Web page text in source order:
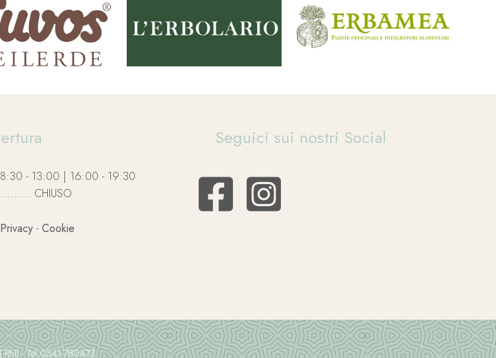
- 13:00 | 16:00 - 19:30
CHIUSO
Privacy-Cookie
Seguici sui nostri Social
RN) - Tel 0541-780473